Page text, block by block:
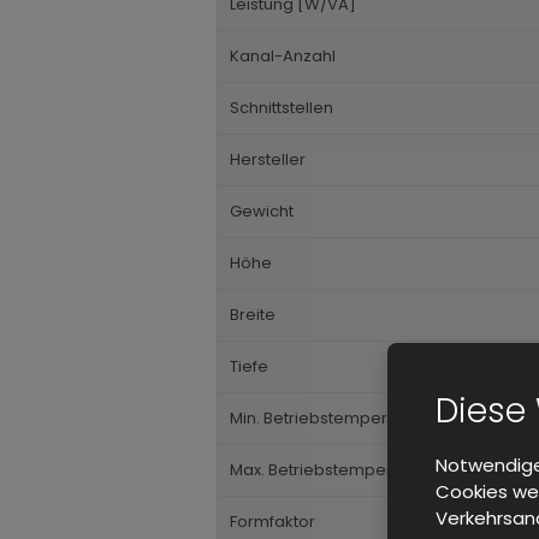
Kanal-Anzahl
Schnittstellen
Hersteller
Gewicht
Höhe
Breite
Tiefe
Min. Betriebstemperatur
Max. Betriebstemperatur
Formfaktor
Cookies